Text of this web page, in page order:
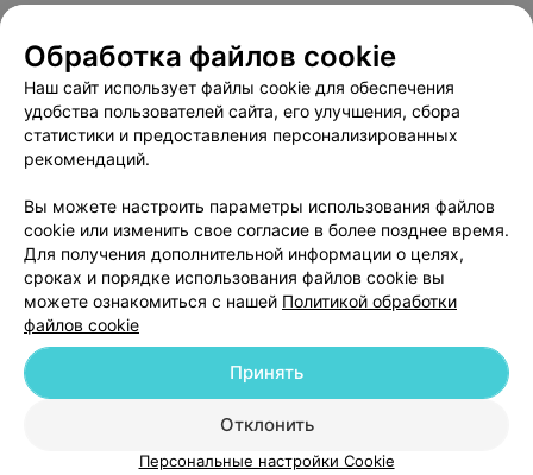
Пользовательское соглашение
Способы оплаты
Вакансии
Партнеры
Написать руководителю 103.by
Обработка персональных данных
© 2026 ООО «Артокс Лаб», УНП 191700409
| 220012, Республика Беларусь,
Служба поддержки +375 291212755
Обработка файлов cookie
Наш сайт использует файлы cookie для обеспечения
удобства пользователей сайта, его улучшения, сбора
статистики и предоставления персонализированных
рекомендаций.
Вы можете настроить параметры использования файлов
cookie или изменить свое согласие в более позднее время.
Для получения дополнительной информации о целях,
сроках и порядке использования файлов cookie вы
можете ознакомиться с нашей Политикой обработки
файлов cookie
Отклонить
Принять
Персональные настройки Cookie